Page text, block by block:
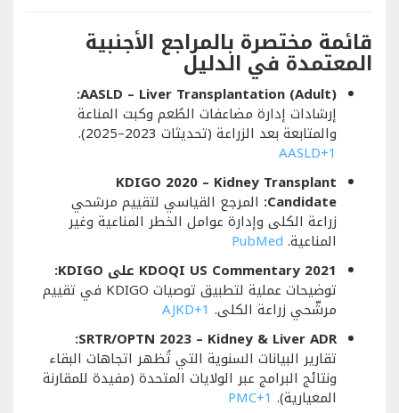
قائمة مختصرة بالمراجع الأجنبية
المعتمدة في الدليل
AASLD – Liver Transplantation (Adult):
إرشادات إدارة مضاعفات الطُعم وكبت المناعة
والمتابعة بعد الزراعة (تحديثات 2023–2025).
AASLD+1
KDIGO 2020 – Kidney Transplant
Candidate: المرجع القياسي لتقييم مرشحي
زراعة الكلى وإدارة عوامل الخطر المناعية وغير
المناعية. PubMed
KDOQI US Commentary 2021 على KDIGO:
توضيحات عملية لتطبيق توصيات KDIGO في تقييم
مرشّحي زراعة الكلى. AJKD+1
SRTR/OPTN 2023 – Kidney & Liver ADR:
تقارير البيانات السنوية التي تُظهر اتجاهات البقاء
ونتائج البرامج عبر الولايات المتحدة (مفيدة للمقارنة
المعيارية). PMC+1